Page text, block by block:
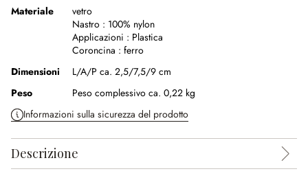
Materiale
vetro
Nastro : 100% nylon
Applicazioni : Plastica
Coroncina : ferro
Dimensioni
L/A/P ca. 2,5/7,5/9 cm
Peso
Peso complessivo ca. 0,22 kg
Informazioni sulla sicurezza del prodotto
Descrizione